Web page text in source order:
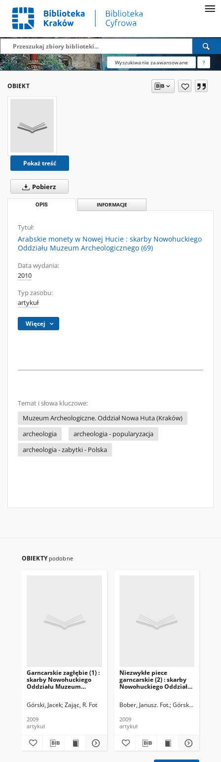
Wyszukiwanie zaawansowane ?
OBIEKT
Pokaż treść
Pobierz
OPIS INFORMACJE
Tytuł:
Arabskie monety w Nowej Hucie : skarby Nowohuckiego
Oddziału Muzeum Archeologicznego (69)
Data wydania:
2010
Typ zasobu:
artykuł
Więcej
Temat i słowa kluczowe:
Muzeum Archeologiczne. Oddział Nowa Huta (Kraków)
archeologia
archeologia - popularyzacja
archeologia - zabytki - Polska
OBIEKTY podobne
Garncarskie zagłębie (1) :
skarby Nowohuckiego
Oddziału Muzeum
Górski, Jacek Zając, R. Fot
2009
artykuł
Niezwykłe piece
garncarskie (2) : skarby
Nowohuckiego Oddziału
Bober, Janusz. Fot. Górski, Jacek
2009
artykuł